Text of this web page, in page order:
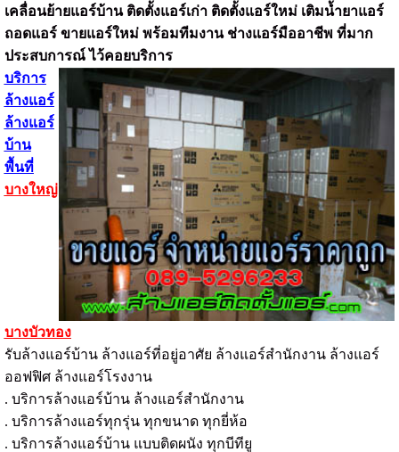
เคลื่อนย้ายแอร์บ้าน ติดตั้งแอร์เก่า ติดตั้งแอร์ใหม่ เติมน้ำยาแอร์
ถอดแอร์ ขายแอร์ใหม่ พร้อมทีมงาน ช่างแอร์มืออาชีพ ที่มาก
ประสบการณ์ ไว้คอยบริการ
บริการ
ล้างแอร์
ล้างแอร์
บ้าน
พื้นที่
บางใหญ่
บางบัวทอง
รับล้างแอร์บ้าน ล้างแอร์ที่อยู่อาศัย ล้างแอร์สำนักงาน ล้างแอร์
ออฟฟิศ ล้างแอร์โรงงาน
. บริการล้างแอร์บ้าน ล้างแอร์สำนักงาน
. บริการล้างแอร์ทุกรุ่น ทุกขนาด ทุกยี่ห้อ
. บริการล้างแอร์บ้าน แบบติดผนัง ทุกบีทียู